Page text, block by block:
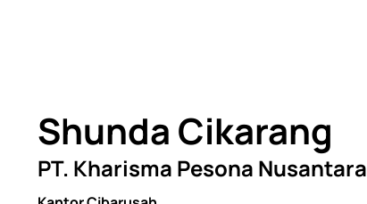
Shunda Cikarang
PT. Kharisma Pesona Nusantara